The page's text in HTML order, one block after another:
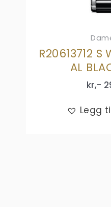
R20613712 S
AL
kr,-
Legg